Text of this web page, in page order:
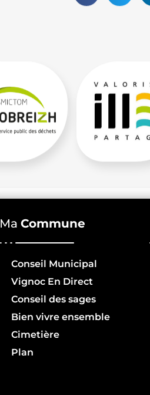
Ma Commune
Conseil Municipal
Vignoc En Direct
Conseil des sages
Bien vivre ensemble
Cimetière
Plan